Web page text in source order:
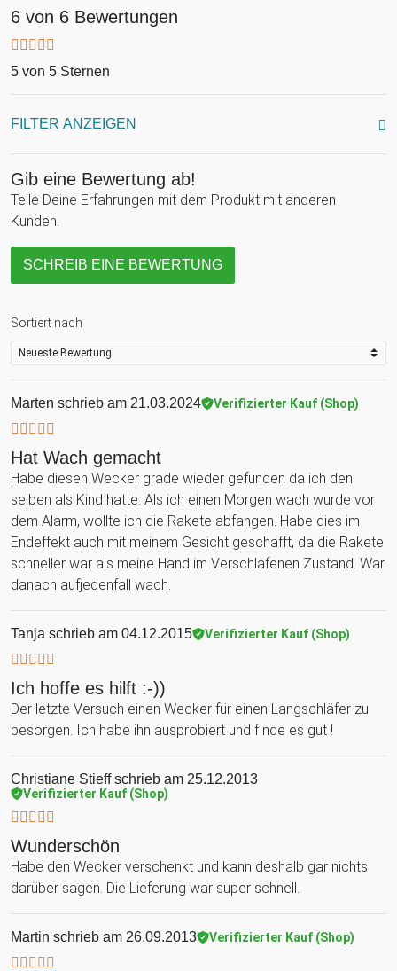
6 von 6 Bewertungen
5 von 5 Sternen
FILTER ANZEIGEN
Gib eine Bewertung ab!
Teile Deine Erfahrungen mit dem Produkt mit anderen
Kunden.
SCHREIB EINE BEWERTUNG
Sortiert nach
Marten schrieb am 21.03.2024 Verifizierter Kauf (Shop)
Hat Wach gemacht
Habe diesen Wecker grade wieder gefunden da ich den
selben als Kind hatte. Als ich einen Morgen wach wurde vor
dem Alarm, wollte ich die Rakete abfangen. Habe dies im
Endeffekt auch mit meinem Gesicht geschafft, da die Rakete
schneller war als meine Hand im Verschlafenen Zustand. War
danach aufjedenfall wach.
Tanja schrieb am 04.12.2015 Verifizierter Kauf (Shop)
Ich hoffe es hilft :-))
Der letzte Versuch einen Wecker für einen Langschläfer zu
besorgen. Ich habe ihn ausprobiert und finde es gut !
Christiane Stieffschrieb am 25.12.2013
Verifizierter Kauf (Shop)
Wunderschön
Habe den Wecker verschenkt und kann deshalb gar nichts
darüber sagen. Die Lieferung war super schnell.
Martin schrieb am 26.09.2013 Verifizierter Kauf (Shop)